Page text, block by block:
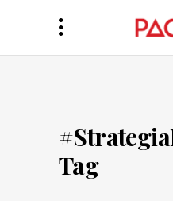
Tag